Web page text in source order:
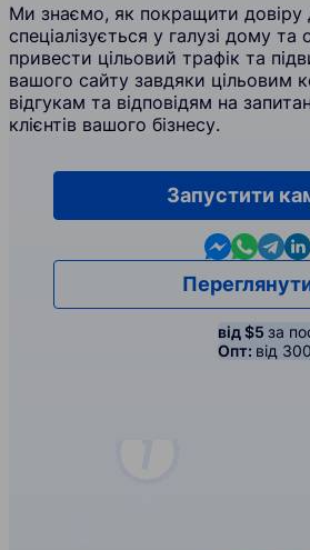
Ми знаємо, як покращити
спеціалізується у галузі дому та
привести цільовий трафік та
вашого сайту завдяки цільовим
відгукам та відповідям на
клієнтів вашого бізнесу.
Запустити
Contact us
Contact
від $5 за
Опт: від